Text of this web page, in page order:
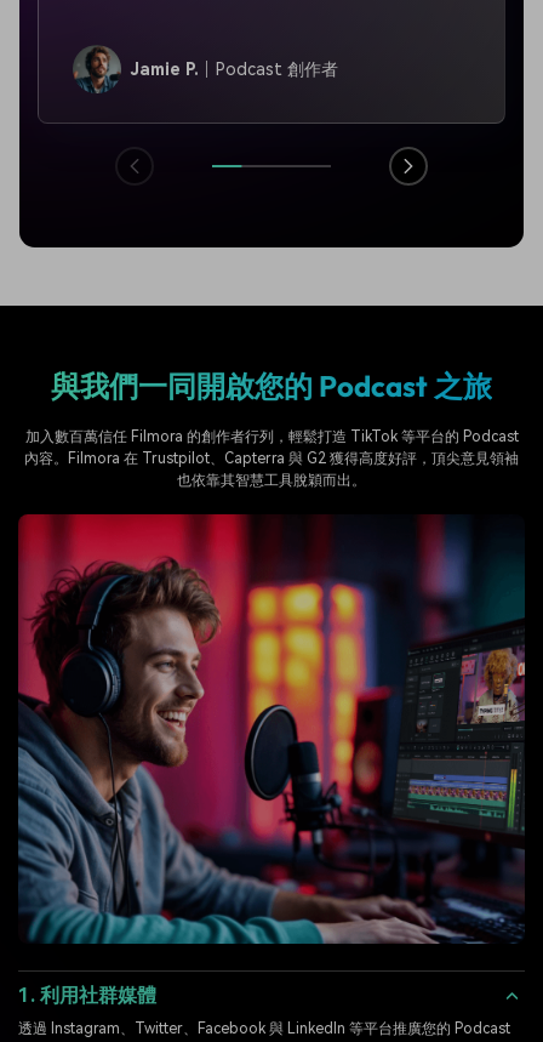
與我們一同開啟您的 Podcast 之旅
加入數百萬信任 Filmora 的創作者行列，輕鬆打造 TikTok 等平台的 Podcast
內容。Filmora 在 Trustpilot、Capterra 與 G2 獲得高度好評，頂尖意見領袖
1. 利用社群媒體